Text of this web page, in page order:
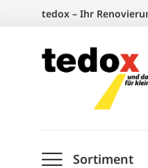
springen
tedox – Ihr
Sortiment